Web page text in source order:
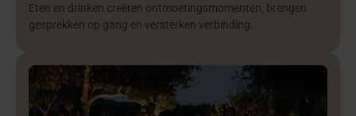
Eten en drinken creëren ontmoetingsmomenten, brengen
gesprekken op gang en versterken verbinding.